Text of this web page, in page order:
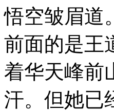
悟空皱眉道
前面的是王
着华天峰前
汗。但她已